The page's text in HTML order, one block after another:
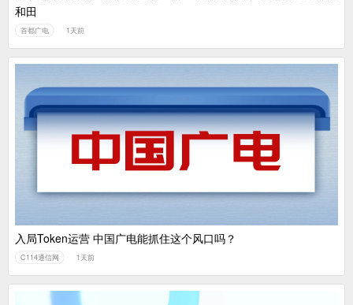
和田
首都广电 1天前
入局Token运营 中国广电能抓住这个风口吗？
C114通信网 1天前